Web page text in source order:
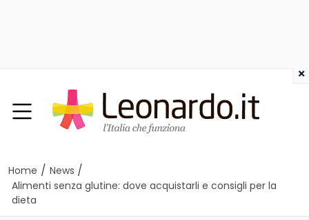
Home / News /
Alimenti senza glutine: dove acquistarli e consigli per la
dieta
×